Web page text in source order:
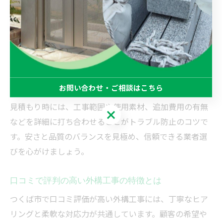
の業者であれば、つくば市の気候や土壌特性を熟知して
いるため、植栽や施工方法の提案も的確です。
ただし、安さだけで業者を選ぶと、材料や工事の品質、
アフターサービスに差が出ることもあるため注意が必要
です。実際に「つくば市 外構 口コミ」などで評判を調
べ、過去の施工実績や保証内容も必ず確認しましょう。
見積もり時には、工事範囲や使用素材、追加費用の有無
などを詳細に打ち合わせることがトラブル防止のコツで
す。安さと品質のバランスを見極め、信頼できる業者選
びを心がけましょう。
口コミで評判の高い外構工事の特徴とは
つくば市で口コミ評価が高い外構工事には、丁寧なヒア
リングと柔軟な対応力が共通しています。顧客の希望や
お問い合わせ・ご相談はこちら
お問い合わせ・ご相談はこちら